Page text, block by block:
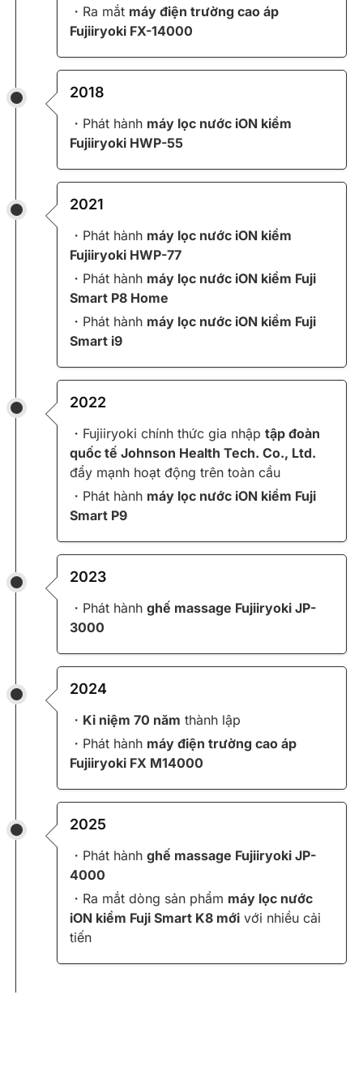
・Ra mắt máy điện trường cao áp
Fujiiryoki FX-14000
2018
・Phát hành máy lọc nước iON kiềm
Fujiiryoki HWP-55
2021
・Phát hành máy lọc nước iON kiềm
Fujiiryoki HWP-77
・Phát hành máy lọc nước iON kiềm Fuji
Smart P8 Home
・Phát hành máy lọc nước iON kiềm Fuji
Smart i9
2022
・Fujiiryoki chính thức gia nhập tập đoàn
quốc tế Johnson Health Tech. Co., Ltd.
đẩy mạnh hoạt động trên toàn cầu
・Phát hành máy lọc nước iON kiềm Fuji
Smart P9
2023
・Phát hành ghế massage Fujiiryoki JP-
3000
2024
・ Kỉ niệm 70 năm thành lập
・Phát hành máy điện trường cao áp
Fujiiryoki FX M14000
2025
・Phát hành ghế massage Fujiiryoki JP-
4000
・Ra mắt dòng sản phẩm máy lọc nước
iON kiềm Fuji Smart K8 mới với nhiều cải
tiến